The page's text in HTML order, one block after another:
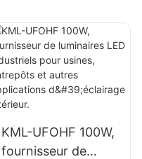
W pour espaces
intérieurs tels que
bâtiments d'usines
et entrepôts.
KML-UFOHF 100W,
fournisseur de